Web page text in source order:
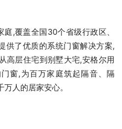
,覆盖全国30个省级行政区、
供了优质的系统门窗解决方案,
高层住宅到别墅大宅,安格尔用
窗,为百万家庭筑起隔音、隔
人的居家安心。